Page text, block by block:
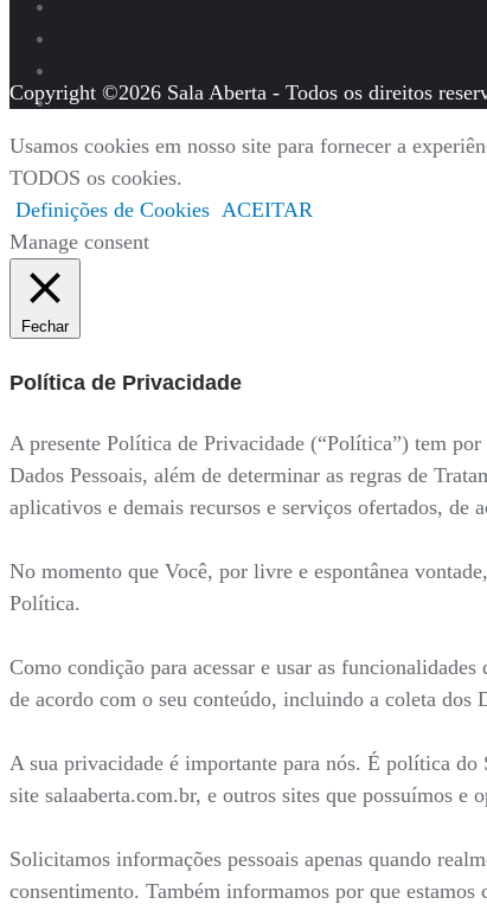
Copyright ©2026 Sala Aberta - Todos os direitos
Usamos cookies em nosso site para fornecer a
TODOS os cookies.
Definições de Cookies ACEITAR
Manage consent
Fechar
Política de Privacidade
A presente Política de Privacidade (“Política”) tem
Dados Pessoais, além de determinar as regras de
aplicativos e demais recursos e serviços ofertados, de
No momento que Você, por livre e espontânea
Política.
Como condição para acessar e usar as
de acordo com o seu conteúdo, incluindo a coleta dos
A sua privacidade é importante para nós. É política
site salaaberta.com.br, e outros sites que possuímos e
Solicitamos informações pessoais apenas quando
consentimento. Também informamos por que estamos